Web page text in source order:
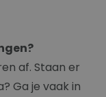
af. Staan er
Ga je vaak in